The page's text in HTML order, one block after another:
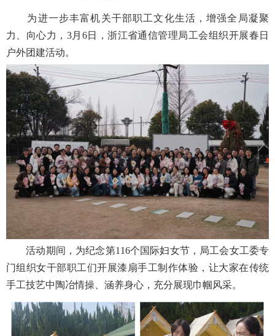
为进一步丰富机关干部职工文化生活，增强全局凝聚
力、向心力，3月6日，浙江省通信管理局工会组织开展春日
户外团建活动。
活动期间，为纪念第116个国际妇女节，局工会女工委专
门组织女干部职工们开展漆扇手工制作体验，让大家在传统
手工技艺中陶冶情操、涵养身心，充分展现巾帼风采。